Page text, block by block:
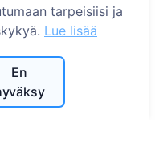
tarpeisiisi ja
Lue lisää
En